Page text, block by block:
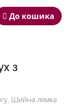
що
щодо
варто
та інших
До кошика
з
Шийна лямка